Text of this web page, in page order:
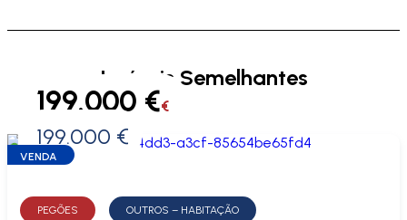
Imóveis Semelhantes
0 €
199.000 €€
199.000 €
VENDA
PEGÕES OUTROS – HABITAÇÃO